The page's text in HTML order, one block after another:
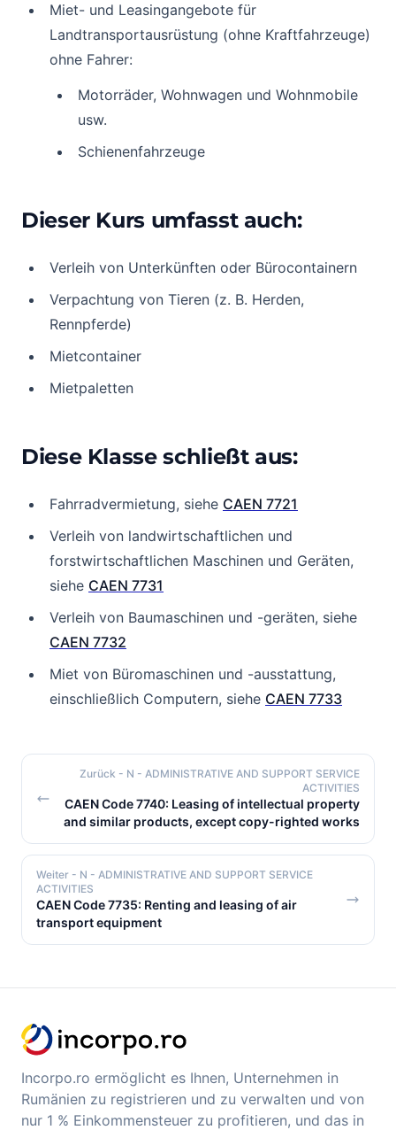
Miet- und Leasingangebote für
Landtransportausrüstung (ohne Kraftfahrzeuge)
ohne Fahrer:
Motorräder, Wohnwagen und Wohnmobile
usw.
Schienenfahrzeuge
Dieser Kurs umfasst auch:
Verleih von Unterkünften oder Bürocontainern
Verpachtung von Tieren (z. B. Herden,
Rennpferde)
Mietcontainer
Mietpaletten
Diese Klasse schließt aus:
Fahrradvermietung, siehe CAEN 7721
Verleih von landwirtschaftlichen und
forstwirtschaftlichen Maschinen und Geräten,
siehe CAEN 7731
Verleih von Baumaschinen und -geräten, siehe
CAEN 7732
Miet von Büromaschinen und -ausstattung,
einschließlich Computern, siehe CAEN 7733
Zurück - N - ADMINISTRATIVE AND SUPPORT SERVICE
ACTIVITIES
CAEN Code 7740: Leasing of intellectual property
and similar products, except copy-righted works
Weiter - N - ADMINISTRATIVE AND SUPPORT SERVICE
ACTIVITIES
CAEN Code 7735: Renting and leasing of air
transport equipment
Incorpo.ro ermöglicht es Ihnen, Unternehmen in
Rumänien zu registrieren und zu verwalten und von
nur 1 % Einkommensteuer zu profitieren, und das in